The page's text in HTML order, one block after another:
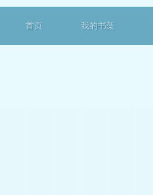
首页 我的书架